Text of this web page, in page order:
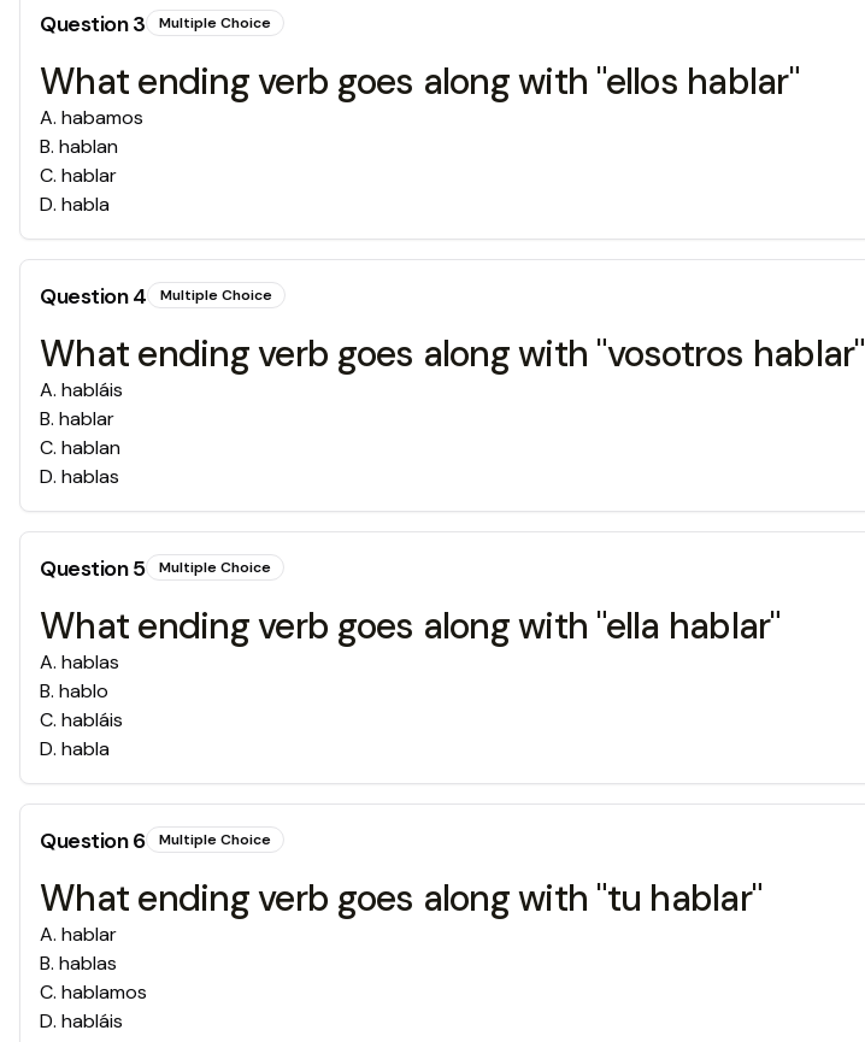
Question3 Multiple Choice
What ending verb goes along with "ellos hablar"
A. habamos
B. hablan
C. hablar
D. habla
Question4 Multiple Choice
What ending verb goes along with "vosotros hablar"
A. habláis
B. hablar
C. hablan
D. hablas
Question5 Multiple Choice
What ending verb goes along with "ella hablar"
A. hablas
B. hablo
C. habláis
D. habla
Question6 Multiple Choice
What ending verb goes along with "tu hablar"
A. hablar
B. hablas
C. hablamos
D. habláis